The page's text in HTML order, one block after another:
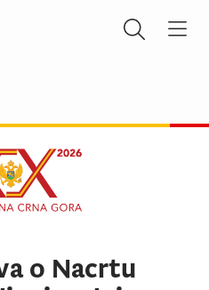
o Nacrtu